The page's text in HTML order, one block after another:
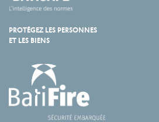
PROTÉGEZ LES PERSONNES
ET LES BIENS